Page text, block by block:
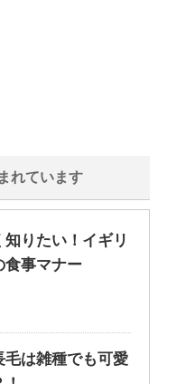
れています
知りたい！イギリ
食事マナー
毛は雑種でも可愛